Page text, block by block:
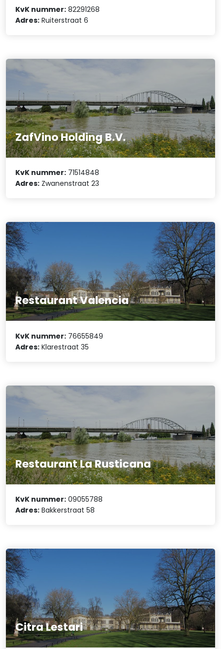
KvK nummer: 82291268
Adres: Ruiterstraat 6
ZafVino Holding B.V.
KvK nummer: 71514848
Adres: Zwanenstraat 23
Restaurant Valencia
KvK nummer: 76655849
Adres: Klarestraat 35
Restaurant La Rusticana
KvK nummer: 09055788
Adres: Bakkerstraat 58
Citra Lestari